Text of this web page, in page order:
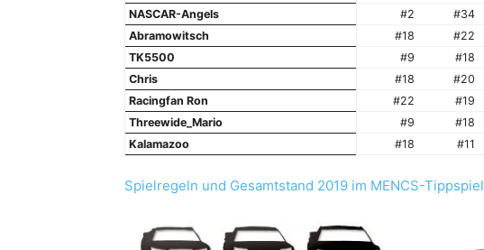
NASCAR-Angels
#2 #34
Abramowitsch
#18 #22
TK5500
#9 #18
Chris
#18 #20
Racingfan Ron
#22 #19
Threewide_Mario
#9 #18
Kalamazoo
#18 #11
Spielregeln und Gesamtstand 2019 im MENCS-Tippspiel